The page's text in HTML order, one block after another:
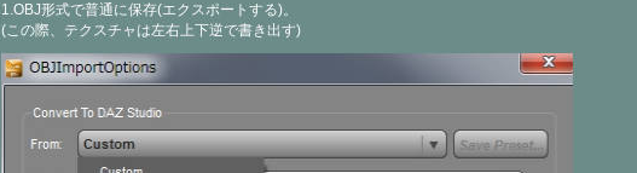
1.OBJ形式で普通に保存(エクスポートする)。
(この際、テクスチャは左右上下逆で書き出す)